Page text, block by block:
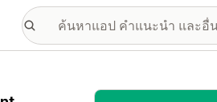
แกลเลอรีรูปภาพที่แสดง